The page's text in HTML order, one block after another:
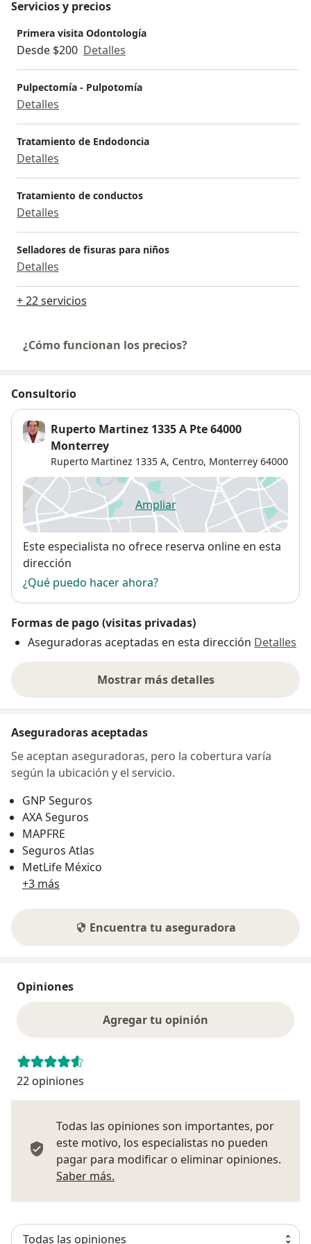
Servicios y precios
Primera visita Odontología
Desde $200 Detalles
Pulpectomía - Pulpotomía
Detalles
Tratamiento de Endodoncia
Detalles
Tratamiento de conductos
Detalles
Selladores de fisuras para niños
Detalles
+ 22 servicios
¿Cómo funcionan los precios?
Consultorio
Ruperto Martinez 1335 A Pte 64000
Monterrey
Ruperto Martinez 1335 A, Centro, Monterrey 64000
Ampliarse abre en una nueva
Disponibilidad
Este especialista no ofrece reserva online en esta
dirección
¿Qué puedo hacer ahora?
Formas de pago (visitas privadas)
Aseguradoras aceptadas en esta dirección Detalles
Mostrar más detalles
sobre la dirección
Aseguradoras aceptadas
Se aceptan aseguradoras, pero la cobertura varía
según la ubicación y el servicio.
GNP Seguros
AXA Seguros
MAPFRE
Seguros Atlas
MetLife México
+3 más
Encuentra tu aseguradora
Opiniones
Agregar tu opinión
22 opiniones
Todas las opiniones son importantes, por
este motivo, los especialistas no pueden
pagar para modificar o eliminar opiniones.
Saber más.